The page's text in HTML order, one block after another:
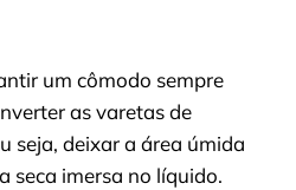
um cômodo sempre
as varetas de
seja, deixar a área úmida
seca imersa no líquido.